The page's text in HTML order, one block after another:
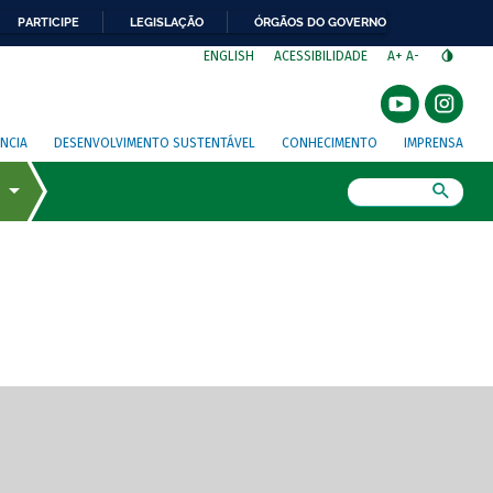
PARTICIPE LEGISLAÇÃO ÓRGÃOS DO GOVERNO
ENGLISH ACESSIBILIDADE A+ A-
DESENVOLVIMENTO SUSTENTÁVEL CONHECIMENTO IMPRENSA
de tela